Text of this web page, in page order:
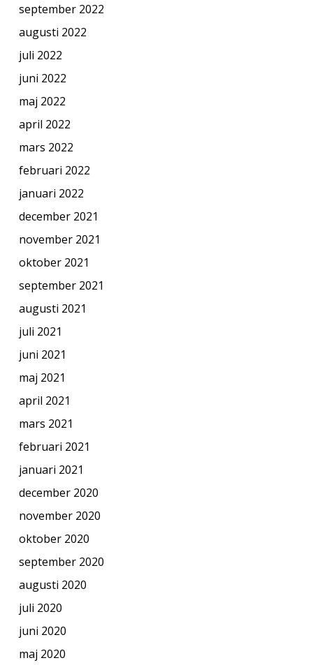
september 2022
augusti 2022
juli 2022
juni 2022
maj 2022
april 2022
mars 2022
februari 2022
januari 2022
december 2021
november 2021
oktober 2021
september 2021
augusti 2021
juli 2021
juni 2021
maj 2021
april 2021
mars 2021
februari 2021
januari 2021
december 2020
november 2020
oktober 2020
september 2020
augusti 2020
juli 2020
juni 2020
maj 2020